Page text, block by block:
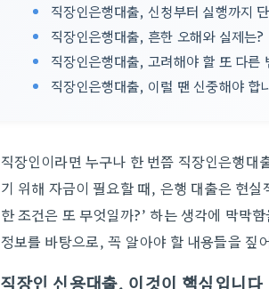
직장인은행대출, 신청부터 실행까지
직장인은행대출, 흔한 오해와 실제는?
직장인은행대출, 고려해야 할 또 다른
직장인은행대출, 이럴 땐 신중해야 합
직장인이라면 누구나 한 번쯤 직장인은행
기 위해 자금이 필요할 때, 은행 대출은 현
한 조건은 또 무엇일까?’ 하는 생각에 막막
정보를 바탕으로, 꼭 알아야 할 내용들을 짚
직장인 신용대출, 이것이 핵심입니다